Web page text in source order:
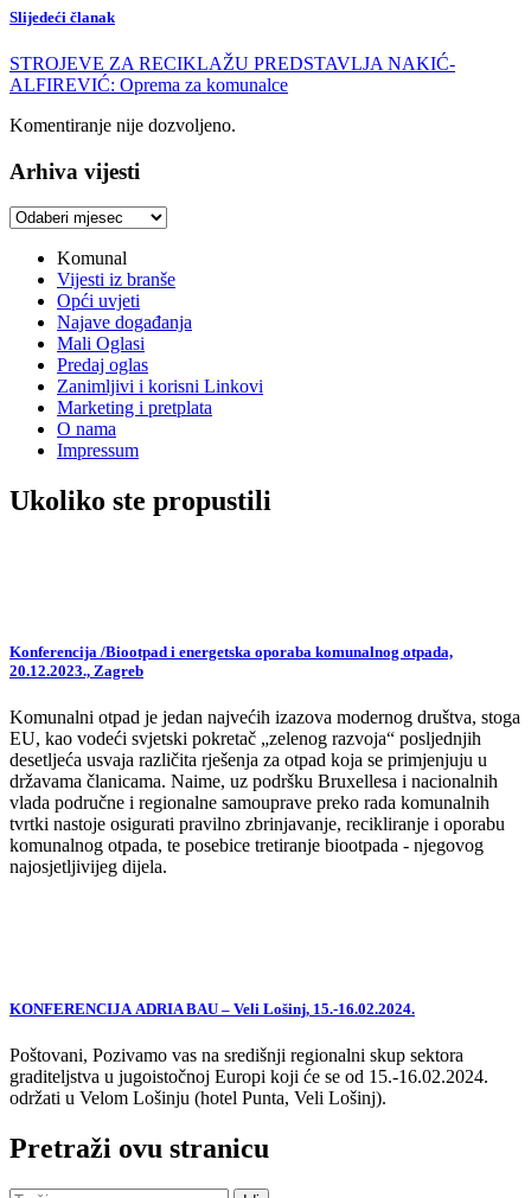
Slijedeći članak
STROJEVE ZA RECIKLAŽU PREDSTAVLJA NAKIĆ-
ALFIREVIĆ: Oprema za komunalce
Komentiranje nije dozvoljeno.
Arhiva vijesti
Arhiva
Komunal
Vijesti iz branše
Opći uvjeti
Najave događanja
Mali Oglasi
Predaj oglas
Zanimljivi i korisni Linkovi
Marketing i pretplata
O nama
Impressum
Ukoliko ste propustili
Konferencija /Biootpad i energetska oporaba komunalnog otpada,
20.12.2023., Zagreb
Komunalni otpad je jedan najvećih izazova modernog društva, stoga
EU, kao vodeći svjetski pokretač „zelenog razvoja“ posljednjih
desetljeća usvaja različita rješenja za otpad koja se primjenjuju u
državama članicama. Naime, uz podršku Bruxellesa i nacionalnih
vlada područne i regionalne samouprave preko rada komunalnih
tvrtki nastoje osigurati pravilno zbrinjavanje, recikliranje i oporabu
komunalnog otpada, te posebice tretiranje biootpada - njegovog
najosjetljivijeg dijela.
KONFERENCIJA ADRIA BAU – Veli Lošinj, 15.-16.02.2024.
Poštovani, Pozivamo vas na središnji regionalni skup sektora
graditeljstva u jugoistočnoj Europi koji će se od 15.-16.02.2024.
održati u Velom Lošinju (hotel Punta, Veli Lošinj).
Pretraži ovu stranicu